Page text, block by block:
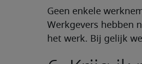
Geen enkele
Werkgevers hebben
het werk. Bij gelijk